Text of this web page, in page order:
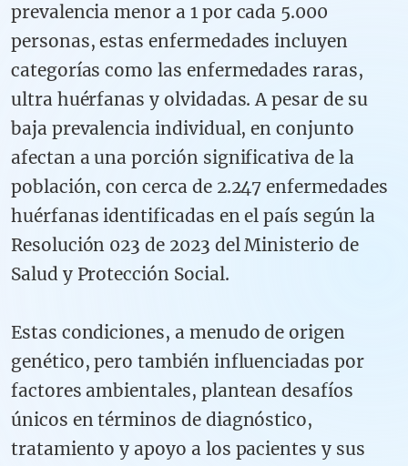
prevalencia menor a 1 por cada 5.000
personas, estas enfermedades incluyen
categorías como las enfermedades raras,
ultra huérfanas y olvidadas. A pesar de su
baja prevalencia individual, en conjunto
afectan a una porción significativa de la
población, con cerca de 2.247 enfermedades
huérfanas identificadas en el país según la
Resolución 023 de 2023 del Ministerio de
Salud y Protección Social.
Estas condiciones, a menudo de origen
genético, pero también influenciadas por
factores ambientales, plantean desafíos
únicos en términos de diagnóstico,
tratamiento y apoyo a los pacientes y sus